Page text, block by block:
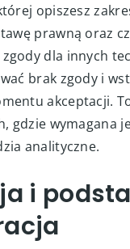
opiszesz
prawną oraz
zgody dla innych
brak zgody i
akceptacji.
gdzie wymagana
analityczne.
i